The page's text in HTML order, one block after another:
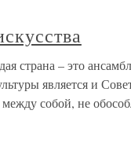
страна – это
является и
собой, не